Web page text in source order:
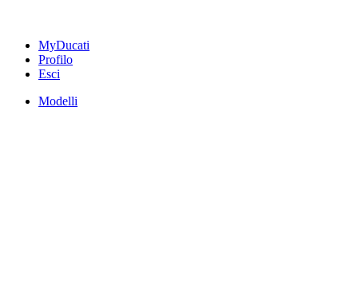
MyDucati
Profilo
Esci
Modelli